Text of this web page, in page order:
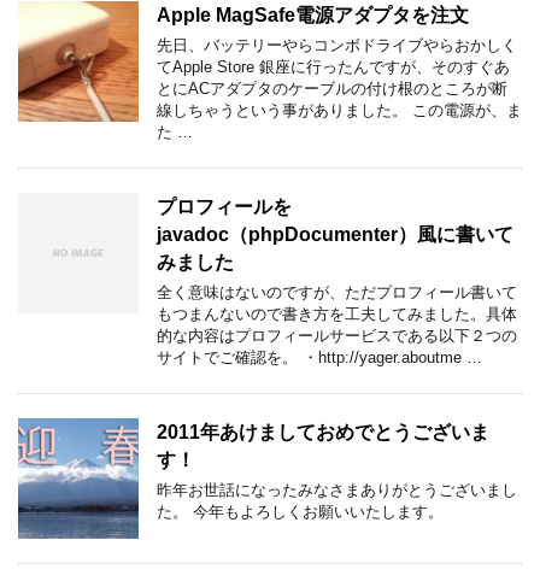
Apple MagSafe電源アダプタを注文
先日、バッテリーやらコンボドライブやらおかしく
てApple Store 銀座に行ったんですが、そのすぐあ
とにACアダプタのケーブルの付け根のところが断
線しちゃうという事がありました。 この電源が、ま
た …
プロフィールを
javadoc（phpDocumenter）風に書いて
みました
全く意味はないのですが、ただプロフィール書いて
もつまんないので書き方を工夫してみました。具体
的な内容はプロフィールサービスである以下２つの
サイトでご確認を。 ・http://yager.aboutme …
2011年あけましておめでとうございま
す！
昨年お世話になったみなさまありがとうございまし
た。 今年もよろしくお願いいたします。